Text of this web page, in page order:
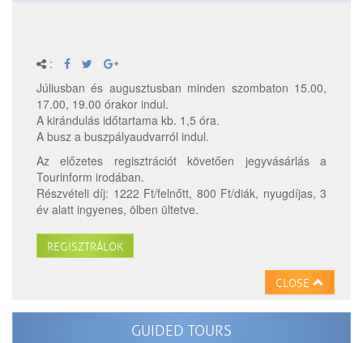
:
Júliusban és augusztusban minden szombaton 15.00,
17.00, 19.00 órakor indul.
A kirándulás időtartama kb. 1,5 óra.
A busz a buszpályaudvarról indul.
Az előzetes regisztrációt követően jegyvásárlás a
Tourinform irodában.
Részvételi díj: 1222 Ft/felnőtt, 800 Ft/diák, nyugdíjas, 3
év alatt ingyenes, ölben ültetve.
REGISZTRÁLOK
CLOSE
GUIDED TOURS